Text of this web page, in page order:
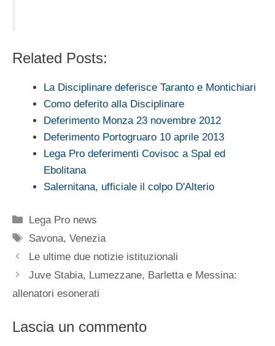
Related Posts:
La Disciplinare deferisce Taranto e Montichiari
Como deferito alla Disciplinare
Deferimento Monza 23 novembre 2012
Deferimento Portogruaro 10 aprile 2013
Lega Pro deferimenti Covisoc a Spal ed
Ebolitana
Salernitana, ufficiale il colpo D'Alterio
Categorie
Lega Pro news
Tag
Savona,Venezia
Le ultime due notizie istituzionali
Juve Stabia, Lumezzane, Barletta e Messina:
allenatori esonerati
Lascia un commento